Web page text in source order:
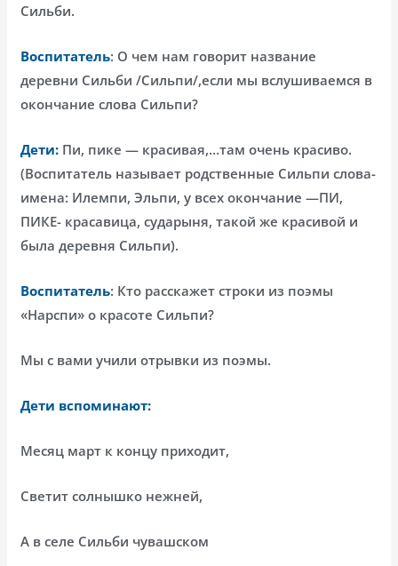
Сильби.
Воспитатель: О чем нам говорит название
деревни Сильби /Сильпи/,если мы вслушиваемся в
окончание слова Сильпи?
Дети: Пи, пике — красивая,…там очень красиво.
(Воспитатель называет родственные Сильпи слова-
имена: Илемпи, Эльпи, у всех окончание —ПИ,
ПИКЕ- красавица, сударыня, такой же красивой и
была деревня Сильпи).
Воспитатель: Кто расскажет строки из поэмы
«Нарспи» о красоте Сильпи?
Мы с вами учили отрывки из поэмы.
Дети вспоминают:
Месяц март к концу приходит,
Светит солнышко нежней,
А в селе Сильби чувашском